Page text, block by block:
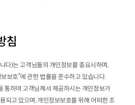
침
다)는 고객님들의 개인정보를 중요시하며,
보호”에 관한 법률을 준수하고 있습니다.
통하여 고객님께서 제공하시는 개인정보가
되고 있으며, 개인정보보호를 위해 어떠한 조